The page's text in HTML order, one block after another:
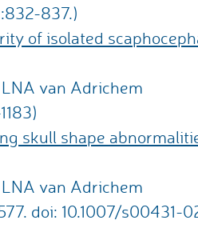
837.)
of isolated
van Adrichem
skull shape
van Adrichem
doi: 10.1007/